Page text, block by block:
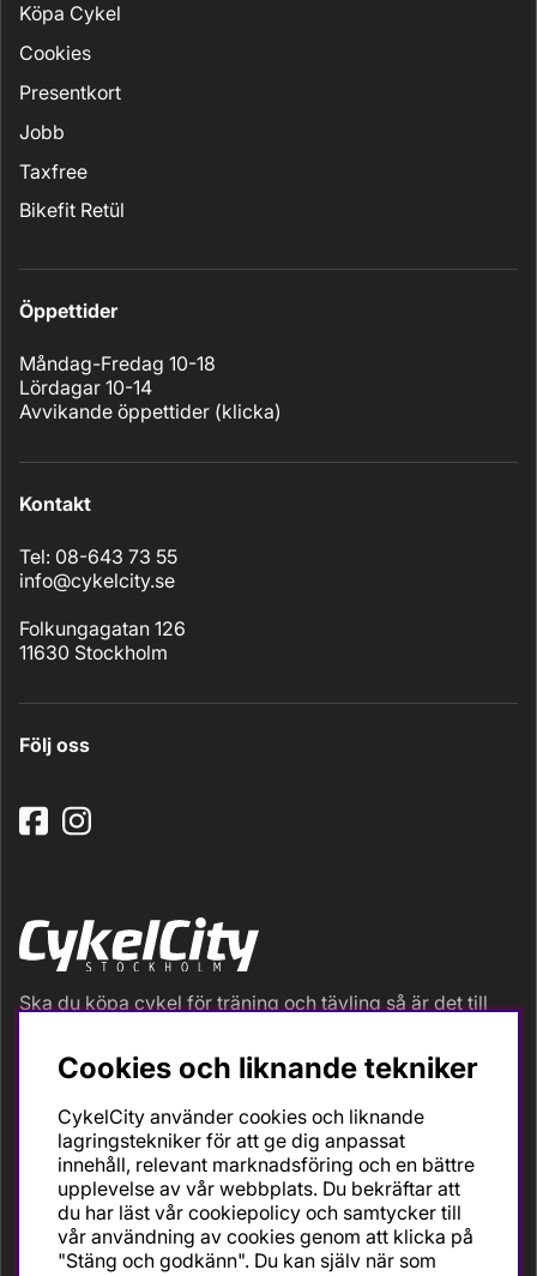
Köpa Cykel
Cookies
Presentkort
Jobb
Taxfree
Bikefit Retül
Öppettider
Måndag-Fredag 10-18
Lördagar 10-14
Avvikande öppettider (klicka)
Kontakt
Tel: 08-643 73 55
info@cykelcity.se
Folkungagatan 126
11630 Stockholm
Följ oss
Ska du köpa cykel för träning och tävling så är det till
Vi är en mycket personlig cykelaffär med hög
servicegrad och alla vi som jobbar är inbitna cyklister
och dess produkter. Gör din bästa cykelaffär på
CykelCity!
Cookies och liknande tekniker
CykelCity använder cookies och liknande
lagringstekniker för att ge dig anpassat
innehåll, relevant marknadsföring och en bättre
upplevelse av vår webbplats. Du bekräftar att
du har läst vår cookiepolicy och samtycker till
vår användning av cookies genom att klicka på
"Stäng och godkänn". Du kan själv när som